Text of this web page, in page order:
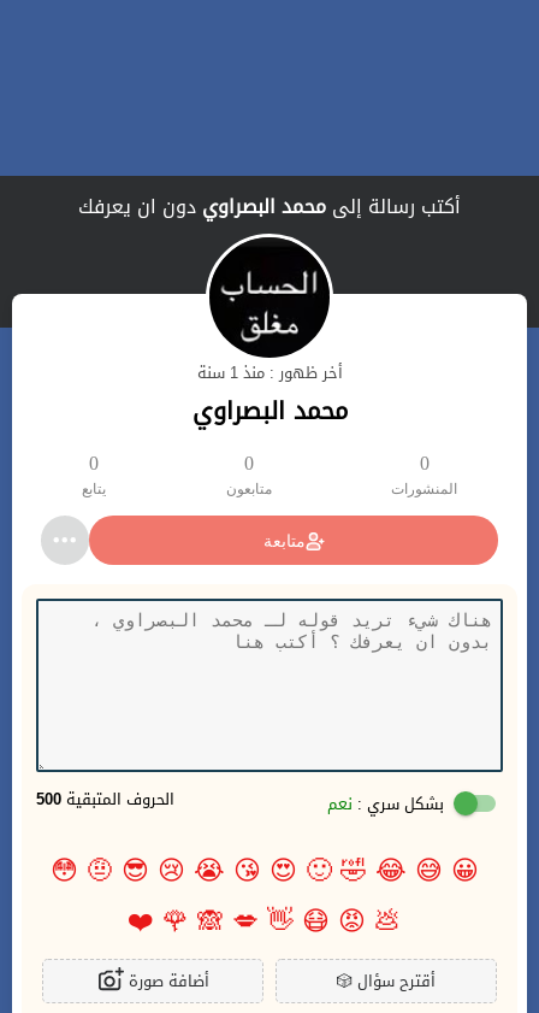
أكتب رسالة إلىمحمد البصراويدون ان يعرفك
أخر ظهور : منذ 1 سنة
محمد البصراوي
0
المنشورات
0
متابعون
0
يتابع
متابعة
500 الحروف المتبقية بشكل سري : نعم
😀
😅
😂
🤣
🙂
😍
😘
😭
😢
😎
🤨
😳
💩
😡
😷
👋
💋
🙈
🌹
❤️
🎲أقترح سؤال أضافة صورة